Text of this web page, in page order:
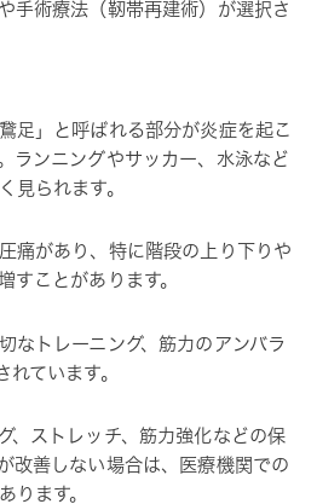
手術療法（靭帯再建術）が選択さ
足」と呼ばれる部分が炎症を起こ
ランニングやサッカー、水泳など
見られます。
痛があり、特に階段の上り下りや
すことがあります。
なトレーニング、筋力のアンバラ
ています。
、ストレッチ、筋力強化などの保
改善しない場合は、医療機関での
ります。